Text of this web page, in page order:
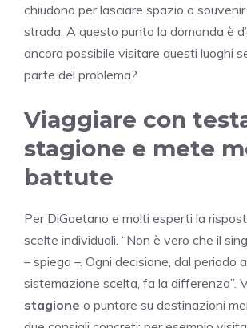
chiudono per lasciare spazio a
strada. A questo punto la domanda è
ancora possibile visitare questi luoghi
parte del problema?
Viaggiare con
stagione e mete
battute
Per DiGaetano e molti esperti la
scelte individuali. “Non è vero che il
– spiega –. Ogni decisione, dal periodo
sistemazione scelta, fa la differenza”.
stagione o puntare su destinazioni